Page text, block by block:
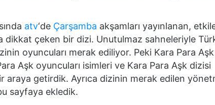
atv‘de Çarşamba akşamları yayınlanan,
dikkat çeken bir dizi. Unutulmaz sahneleriyle
oyuncuları merak ediliyor. Peki Kara Para Aşk
Aşk oyuncuları isimleri ve Kara Para Aşk dizisi
araya getirdik. Ayrıca dizinin merak edilen
sayfaya ekledik.